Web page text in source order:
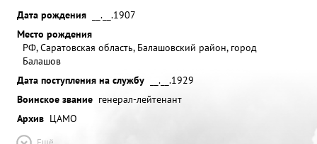
Дата рождения
__.__.1907
Место рождения
РФ, Саратовская область, Балашовский район, город
Балашов
Дата поступления на службу
__.__.1929
Воинское звание генерал-лейтенант
Архив ЦАМО